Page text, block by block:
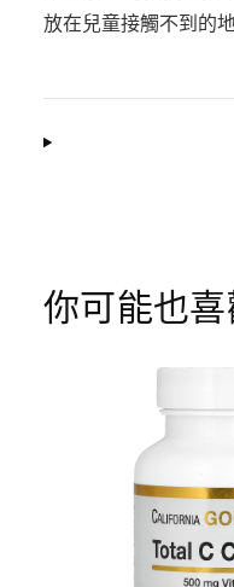
放在兒童接觸不到的地
你可能也